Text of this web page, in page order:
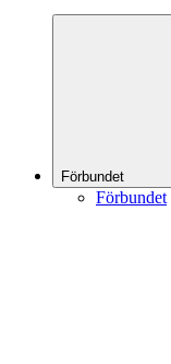
Förbundet
Förbundet